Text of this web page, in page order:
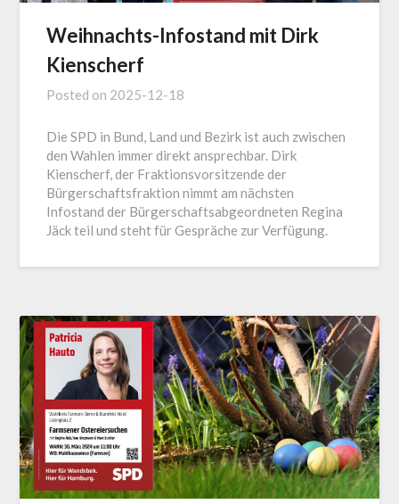
Weihnachts-Infostand mit Dirk
Kienscherf
Posted on 2025-12-18
Die SPD in Bund, Land und Bezirk ist auch zwischen
den Wahlen immer direkt ansprechbar. Dirk
Kienscherf, der Fraktionsvorsitzende der
Bürgerschaftsfraktion nimmt am nächsten
Infostand der Bürgerschaftsabgeordneten Regina
Jäck teil und steht für Gespräche zur Verfügung.